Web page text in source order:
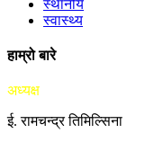
स्थानीय
स्वास्थ्य
हाम्रो बारे
अध्यक्ष
ई. रामचन्द्र तिमिल्सिना